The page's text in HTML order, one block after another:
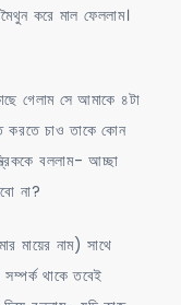
করে মাল ফেললাম।
গেলাম সে আমাকে ৪টা
করতে চাও তাকে কোন
বললাম- আচ্ছা
না?
মায়ের নাম) সাথে
থাকে তবেই